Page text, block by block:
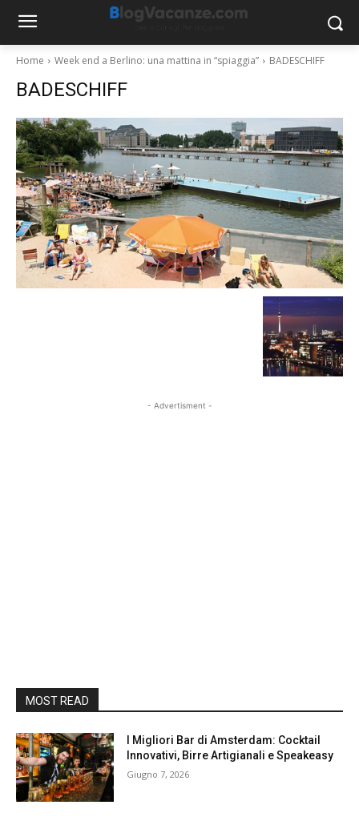
Home Week end a Berlino: una mattina in “spiaggia” BADESCHIFF
BADESCHIFF
- Advertisment -
MOST READ
I Migliori Bar di Amsterdam: Cocktail
Innovativi, Birre Artigianali e Speakeasy
Giugno 7, 2026